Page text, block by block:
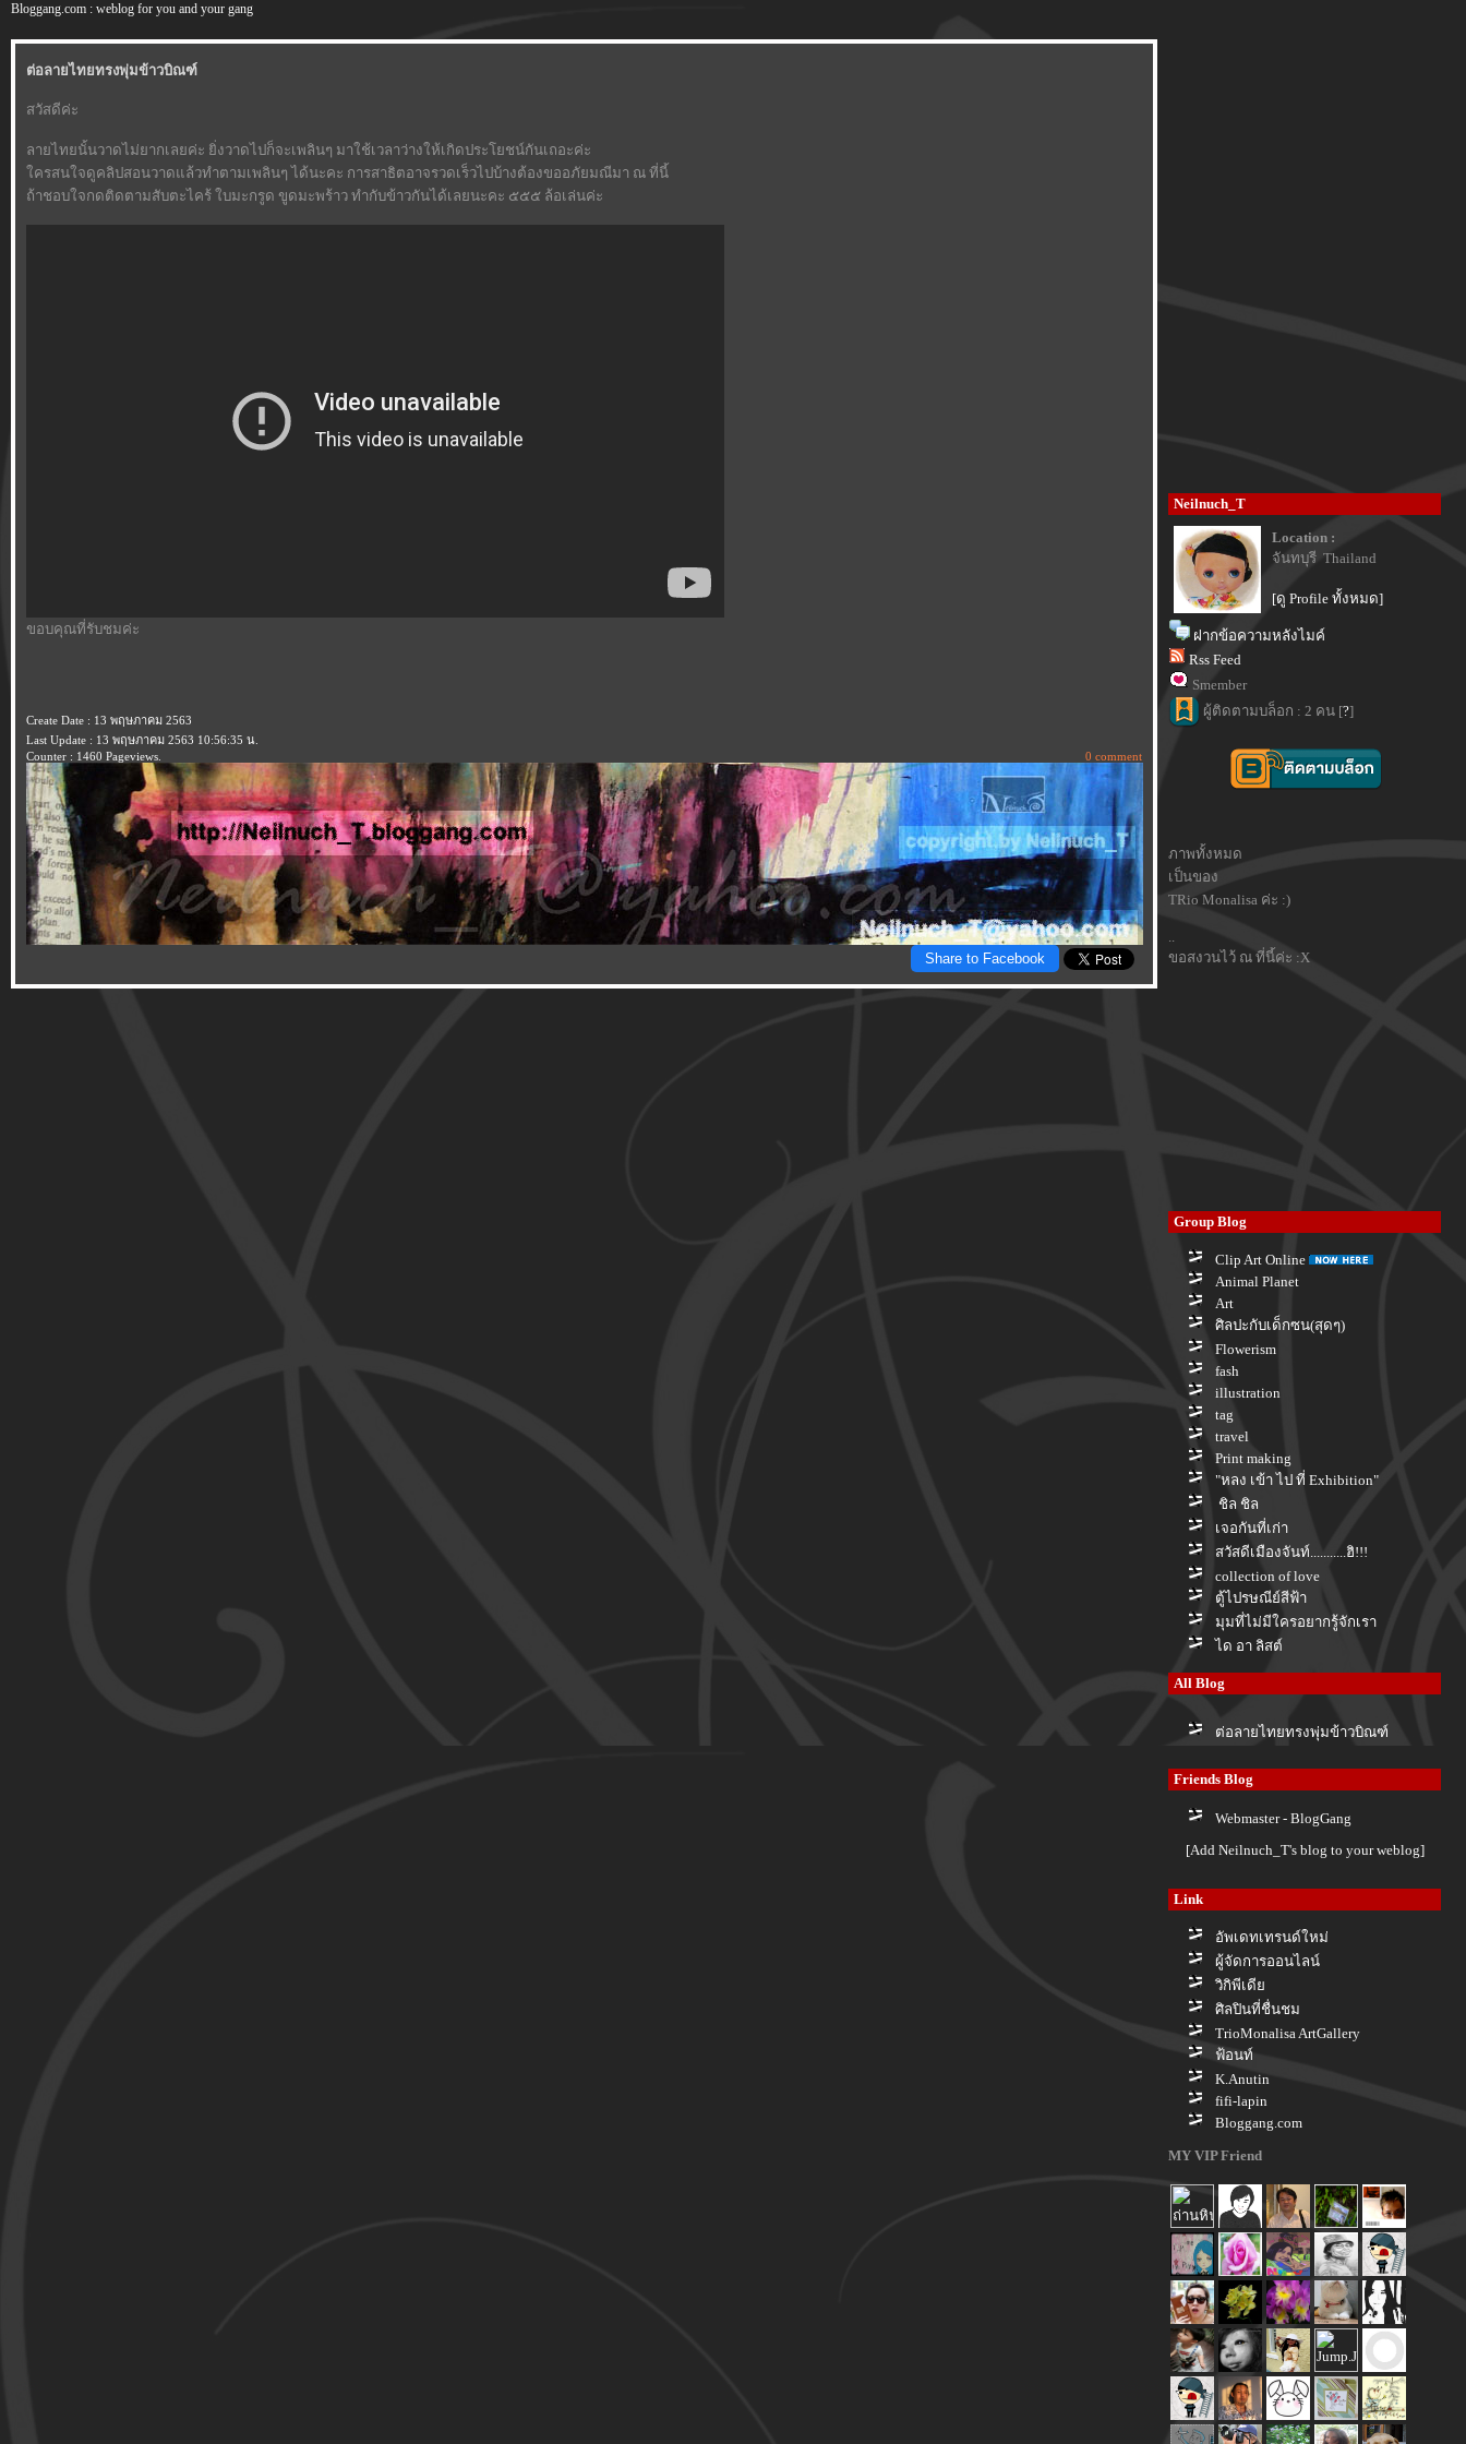
Bloggang.com : weblog for you and your gang
ต่อลายไทยทรงพุ่มข้าวบิณฑ์
สวัสดีค่ะ
ลายไทยนั้นวาดไม่ยากเลยค่ะ ยิ่งวาดไปก็จะเพลินๆ มาใช้เวลาว่างให้เกิดประโยชน์กันเถอะค่ะ
ครสนใจดูคลิปสอนวาดแล้วทำตามเพลินๆ ได้นะคะ การสาธิตอาจรวดเร็วไปบ้างต้องขออภัยมณีมา ณ ที่นี้
ถ้าชอบใจกดติดตามสับตะไคร้ ใบมะกรูด ขูดมะพร้าว ทำกับข้าวกันได้เลยนะคะ ๕๕๕ ล้อเล่นค่ะ
ขอบคุณที่รับชมค่ะ
Create Date : 13 พฤษภาคม 2563
Last Update : 13 พฤษภาคม 2563 10:56:35 น.
Counter : 1460 Pageviews.
0 comment
Share to Facebook
Neilnuch_T
Location :
จันทบุรี Thailand
[ดู Profile ทั้งหมด]
ฝากข้อความหลังไมค์
Rss Feed
Smember
ผู้ติดตามบล็อก : 2 คน [?]
ภาพทั้งหมด
เป็นของ
TRio Monalisa ค่ะ :)
..
ขอสงวนไว้ ณ ที่นี้ค่ะ :X
Group Blog
Clip Art Online
Animal Planet
Art
ศิลปะกับเด็กซน(สุดๆ)
Flowerism
fash
illustration
tag
travel
Print making
"หลง เข้า ไป ที่ Exhibition"
ชิล ชิล
เจอกันที่เก่า
สวัสดีเมืองจันท์...........ฮิ!!!
collection of love
ตู้ไปรษณีย์สีฟ้า
มุมที่ไม่มีใครอยากรู้จักเรา
ได อา ลิสต์
All Blog
ต่อลายไทยทรงพุ่มข้าวบิณฑ์
Friends Blog
Webmaster - BlogGang
[Add Neilnuch_T's blog to your weblog]
Link
อัพเดทเทรนด์ใหม่
ผู้จัดการออนไลน์
วิกิพีเดี
ศิลปินที่ชื่นชม
TrioMonalisa ArtGallery
ฟ้อนท์
K.Anutin
fifi-lapin
Bloggang.com
MY VIP Friend